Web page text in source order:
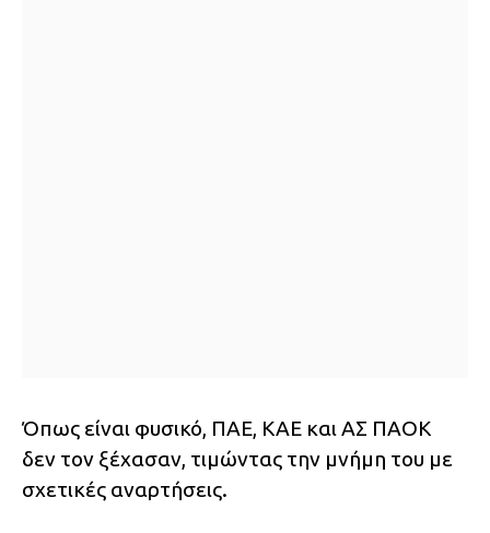
Όπως είναι φυσικό, ΠΑΕ, ΚΑΕ και ΑΣ ΠΑΟΚ
δεν τον ξέχασαν, τιμώντας την μνήμη του με
σχετικές αναρτήσεις.